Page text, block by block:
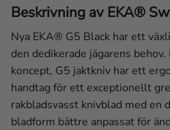
Beskrivning av EKA®
Nya EKA® G5 Black har ett
den dedikerade jägarens
koncept, G5 jaktkniv har ett
handtag för ett exceptionellt
rakbladsvasst knivblad med en
bladform bättre anpassat för